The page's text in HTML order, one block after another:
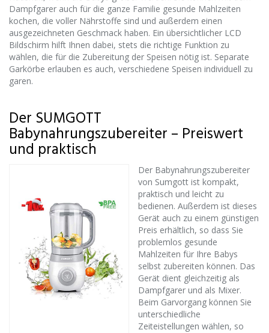
Dampfgarer auch für die ganze Familie gesunde Mahlzeiten
kochen, die voller Nährstoffe sind und außerdem einen
ausgezeichneten Geschmack haben. Ein übersichtlicher LCD
Bildschirm hilft Ihnen dabei, stets die richtige Funktion zu
wählen, die für die Zubereitung der Speisen nötig ist. Separate
Garkörbe erlauben es auch, verschiedene Speisen individuell zu
garen.
Der SUMGOTT
Babynahrungszubereiter – Preiswert
und praktisch
Der Babynahrungszubereiter
von Sumgott ist kompakt,
praktisch und leicht zu
bedienen. Außerdem ist dieses
Gerät auch zu einem günstigen
Preis erhältlich, so dass Sie
problemlos gesunde
Mahlzeiten für Ihre Babys
selbst zubereiten können. Das
Gerät dient gleichzeitig als
Dampfgarer und als Mixer.
Beim Garvorgang können Sie
unterschiedliche
Zeiteistellungen wählen, so